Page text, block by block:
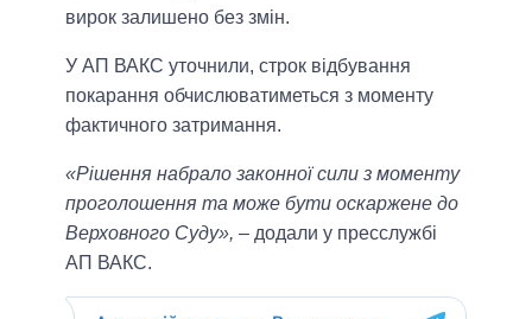
вирок залишено без змін.
У АП ВАКС уточнили, строк відбування
покарання обчислюватиметься з моменту
фактичного затримання.
«Рішення набрало законної сили з моменту
проголошення та може бути оскаржене до
Верховного Суду», – додали у пресслужбі
АП ВАКС.